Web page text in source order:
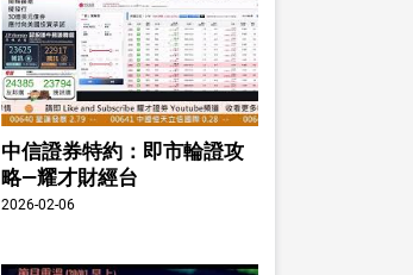
中信證券特約：即市輪證攻
略—耀才財經台
2026-02-06